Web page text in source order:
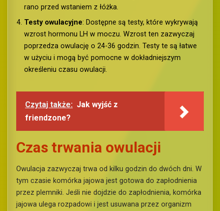
rano przed wstaniem z łóżka.
Testy owulacyjne: Dostępne są testy, które wykrywają
wzrost hormonu LH w moczu. Wzrost ten zazwyczaj
poprzedza owulację o 24-36 godzin. Testy te są łatwe
w użyciu i mogą być pomocne w dokładniejszym
określeniu czasu owulacji.
Czytaj także: Jak wyjść z
friendzone?
Czas trwania owulacji
Owulacja zazwyczaj trwa od kilku godzin do dwóch dni. W
tym czasie komórka jajowa jest gotowa do zapłodnienia
przez plemniki. Jeśli nie dojdzie do zapłodnienia, komórka
jajowa ulega rozpadowi i jest usuwana przez organizm